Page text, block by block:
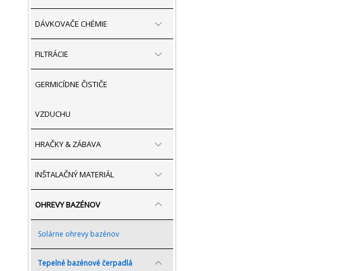
DÁVKOVAČE CHÉMIE
FILTRÁCIE
GERMICÍDNE ČISTIČE
VZDUCHU
HRAČKY & ZÁBAVA
INŠTALAČNÝ MATERIÁL
OHREVY BAZÉNOV
Solárne ohrevy bazénov
Tepelné bazénové čerpadlá